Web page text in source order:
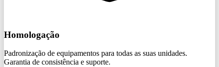
Homologação
Padronização de equipamentos para todas as suas unidades.
Garantia de consistência e suporte.